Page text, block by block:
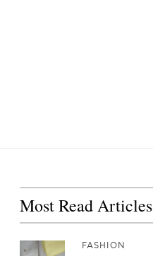
Most Read Articles
FASHION